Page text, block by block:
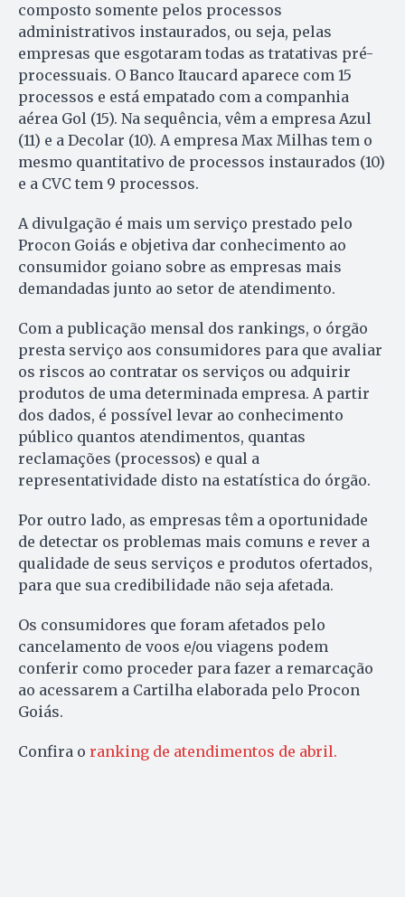
composto somente pelos processos
administrativos instaurados, ou seja, pelas
empresas que esgotaram todas as tratativas pré-
processuais. O Banco Itaucard aparece com 15
processos e está empatado com a companhia
aérea Gol (15). Na sequência, vêm a empresa Azul
(11) e a Decolar (10). A empresa Max Milhas tem o
mesmo quantitativo de processos instaurados (10)
e a CVC tem 9 processos.
A divulgação é mais um serviço prestado pelo
Procon Goiás e objetiva dar conhecimento ao
consumidor goiano sobre as empresas mais
demandadas junto ao setor de atendimento.
Com a publicação mensal dos rankings, o órgão
presta serviço aos consumidores para que avaliar
os riscos ao contratar os serviços ou adquirir
produtos de uma determinada empresa. A partir
dos dados, é possível levar ao conhecimento
público quantos atendimentos, quantas
reclamações (processos) e qual a
representatividade disto na estatística do órgão.
Por outro lado, as empresas têm a oportunidade
de detectar os problemas mais comuns e rever a
qualidade de seus serviços e produtos ofertados,
para que sua credibilidade não seja afetada.
Os consumidores que foram afetados pelo
cancelamento de voos e/ou viagens podem
conferir como proceder para fazer a remarcação
ao acessarem a Cartilha elaborada pelo Procon
Goiás.
Confira o ranking de atendimentos de abril.